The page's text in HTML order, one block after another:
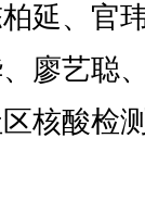
延、官
廖艺聪
核酸检